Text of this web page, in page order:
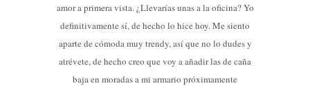
amor a primera vista. ¿Llevarías unas a la oficina? Yo
definitivamente sí, de hecho lo hice hoy. Me siento
aparte de cómoda muy trendy, así que no lo dudes y
atrévete, de hecho creo que voy a añadir las de caña
baja en moradas a mi armario próximamente